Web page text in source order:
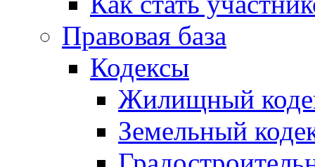
Правовая база
Кодексы
Жилищный
Земельный